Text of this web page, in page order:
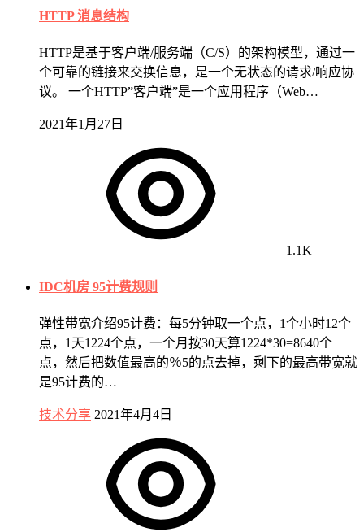
HTTP 消息结构
HTTP是基于客户端/服务端（C/S）的架构模型，通过一
个可靠的链接来交换信息，是一个无状态的请求/响应协
议。 一个HTTP”客户端”是一个应用程序（Web…
2021年1月27日
1.1K
IDC机房 95计费规则
弹性带宽介绍95计费：每5分钟取一个点，1个小时12个
点，1天1224个点，一个月按30天算1224*30=8640个
点，然后把数值最高的％5的点去掉，剩下的最高带宽就
是95计费的…
技术分享 2021年4月4日